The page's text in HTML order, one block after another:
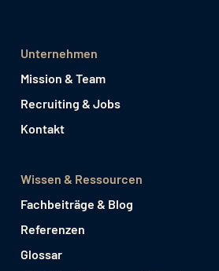
Unternehmen
Mission & Team
Recruiting & Jobs
Kontakt
Wissen & Ressourcen
Fachbeiträge & Blog
Referenzen
Glossar